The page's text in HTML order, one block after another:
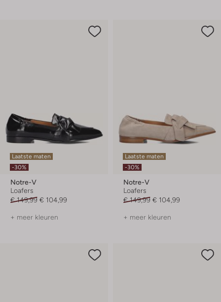
Laatste maten
-30%
Notre-V
Loafers
€ 149,99 € 104,99
+ meer kleuren
Laatste maten
-30%
Notre-V
Loafers
€ 149,99 € 104,99
+ meer kleuren